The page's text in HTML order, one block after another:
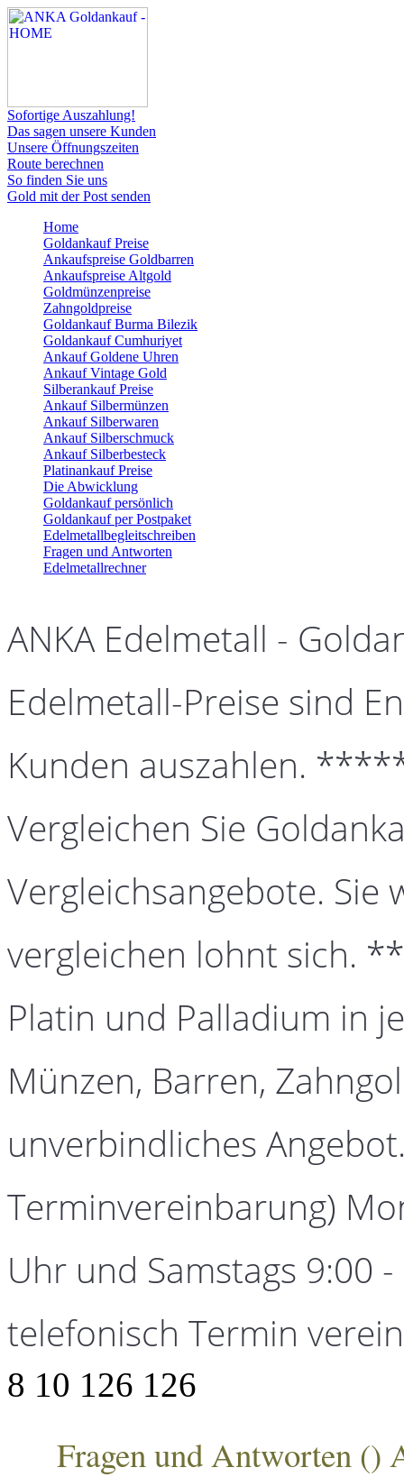
Sofortige Auszahlung!
Das sagen unsere Kunden
Unsere Öffnungszeiten
Route berechnen
So finden Sie uns
Gold mit der Post senden
Home
Goldankauf Preise
Ankaufspreise Goldbarren
Ankaufspreise Altgold
Goldmünzenpreise
Zahngoldpreise
Goldankauf Burma Bilezik
Goldankauf Cumhuriyet
Ankauf Goldene Uhren
Ankauf Vintage Gold
Silberankauf Preise
Ankauf Silbermünzen
Ankauf Silberwaren
Ankauf Silberschmuck
Ankauf Silberbesteck
Platinankauf Preise
Die Abwicklung
Goldankauf persönlich
Goldankauf per Postpaket
Edelmetallbegleitschreiben
Fragen und Antworten
Edelmetallrechner
ANKA Edelmetall -
Edelmetall-Preise sind
Kunden auszahlen.
Vergleichen Sie
Vergleichsangebote. Sie
vergleichen lohnt sich.
Platin und Palladium in
Münzen, Barren,
unverbindliches
Terminvereinbarung)
Uhr und Samstags 9:00
telefonisch Termin
8 10 126 126
Fragen und Antworten ()